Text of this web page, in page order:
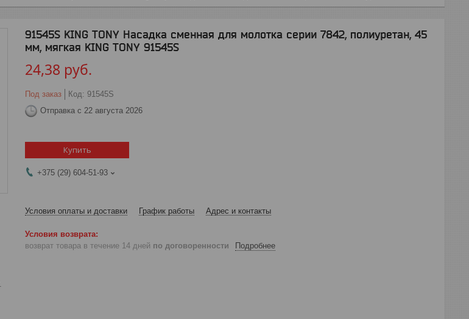
91545S KING TONY Насадка сменная для молотка серии 7842, полиуретан, 45
мм, мягкая KING TONY 91545S
24,38 руб.
Под заказ Код: 91545S
Отправка с 22 августа 2026
Купить
+375 (29) 604-51-93
Условия оплаты и доставки График работы Адрес и контакты
возврат товара в течение 14 дней по договоренности Подробнее